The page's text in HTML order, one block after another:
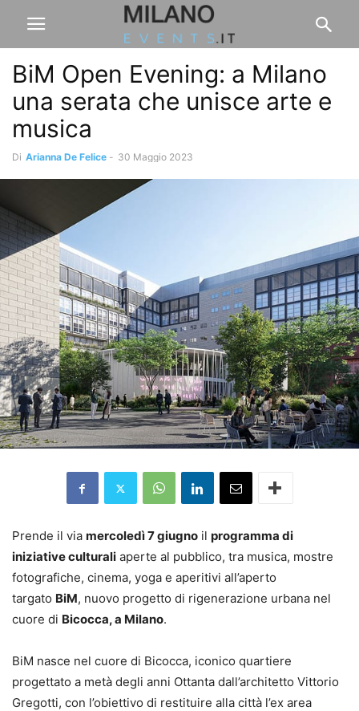
BiM Open Evening: a Milano
una serata che unisce arte e
musica
Di Arianna De Felice - 30 Maggio 2023
Prende il via mercoledì 7 giugno il programma di
iniziative culturali aperte al pubblico, tra musica, mostre
fotografiche, cinema, yoga e aperitivi all’aperto
targato BiM, nuovo progetto di rigenerazione urbana nel
cuore di Bicocca, a Milano.
BiM nasce nel cuore di Bicocca, iconico quartiere
progettato a metà degli anni Ottanta dall’architetto Vittorio
Gregotti, con l’obiettivo di restituire alla città l’ex area